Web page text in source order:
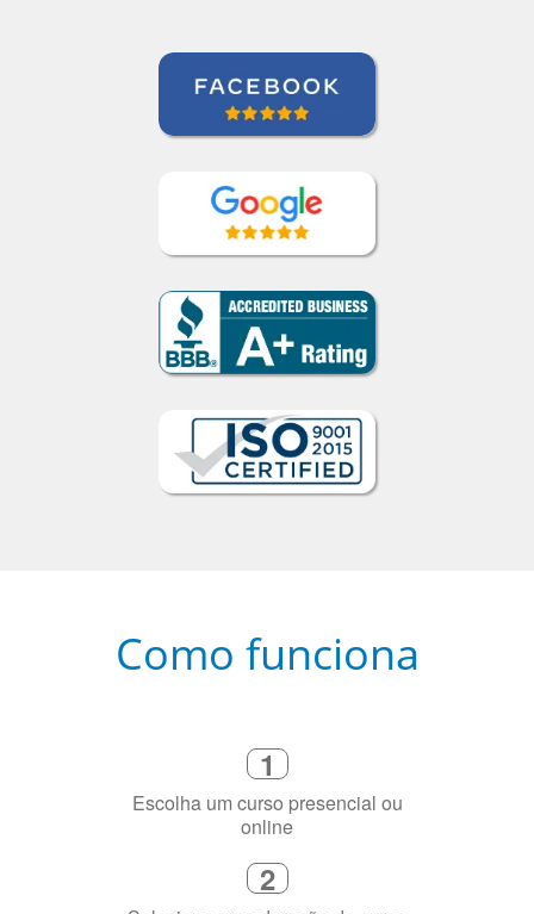
Escolha um curso presencial ou
online
2
Selecione uma duração de curso
flexível que se ajuste à sua agenda